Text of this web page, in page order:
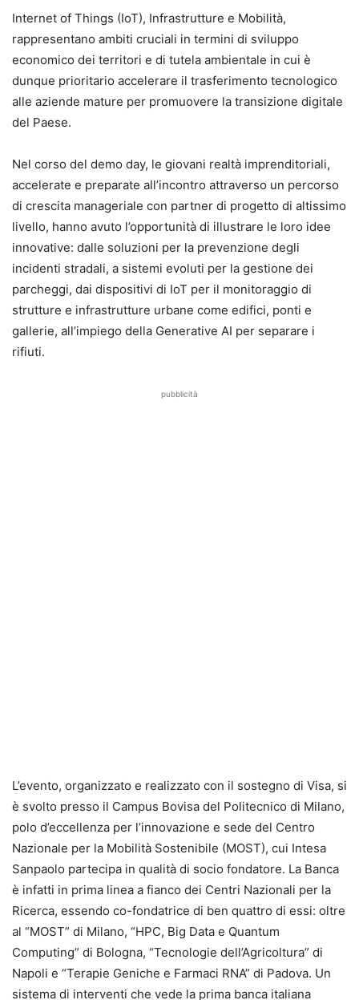
Internet of Things (IoT), Infrastrutture e Mobilità,
rappresentano ambiti cruciali in termini di sviluppo
economico dei territori e di tutela ambientale in cui è
dunque prioritario accelerare il trasferimento tecnologico
alle aziende mature per promuovere la transizione digitale
del Paese.
Nel corso del demo day, le giovani realtà imprenditoriali,
accelerate e preparate all’incontro attraverso un percorso
di crescita manageriale con partner di progetto di altissimo
livello, hanno avuto l’opportunità di illustrare le loro idee
innovative: dalle soluzioni per la prevenzione degli
incidenti stradali, a sistemi evoluti per la gestione dei
parcheggi, dai dispositivi di IoT per il monitoraggio di
strutture e infrastrutture urbane come edifici, ponti e
gallerie, all’impiego della Generative AI per separare i
rifiuti.
pubblicità
L’evento, organizzato e realizzato con il sostegno di Visa, si
è svolto presso il Campus Bovisa del Politecnico di Milano,
polo d’eccellenza per l’innovazione e sede del Centro
Nazionale per la Mobilità Sostenibile (MOST), cui Intesa
Sanpaolo partecipa in qualità di socio fondatore. La Banca
è infatti in prima linea a fianco dei Centri Nazionali per la
Ricerca, essendo co-fondatrice di ben quattro di essi: oltre
al “MOST” di Milano, “HPC, Big Data e Quantum
Computing” di Bologna, “Tecnologie dell’Agricoltura” di
Napoli e “Terapie Geniche e Farmaci RNA” di Padova. Un
sistema di interventi che vede la prima banca italiana